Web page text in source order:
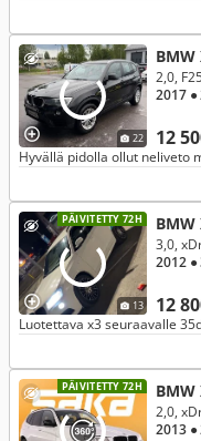
22
BMW
12
2,0,
2017
Hyvällä pidolla ollut neliveto
PÄIVITETTY 72H
13
BMW
12
3,0,
2012
PÄIVITETTY 72H BMW
2013